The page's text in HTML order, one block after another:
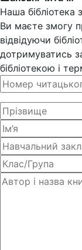
Наша бібліотека
Ви маєте змогу
відвідуючи
дотримуватись
бібліотекою і